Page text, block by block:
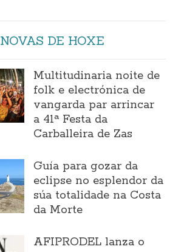
NOVAS DE HOXE
Multitudinaria noite de
folk e electrónica de
vangarda par arrincar
a 41ª Festa da
Carballeira de Zas
Guía para gozar da
eclipse no esplendor da
súa totalidade na Costa
da Morte
AFIPRODEL lanza o